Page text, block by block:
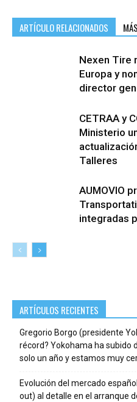
ARTÍCULO RELACIONADOS
Nexen Tire
Europa y
director
CETRAA y
Ministerio
Talleres
AUMOVIO
integradas
ARTÍCULOS RECIENTES
Gregorio Borgo (presidente
récord? Yokohama ha subido
solo un año y estamos muy
Evolución del mercado
out) al detalle en el arranque